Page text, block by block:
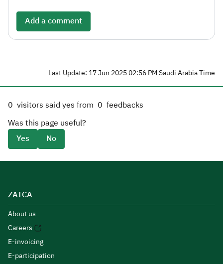
Add a comment
Last Update: 17 Jun 2025 02:56 PM Saudi Arabia Time
0 visitors said yes from 0 feedbacks
Was this page useful?
Yes
No
ZATCA
About us
Careers
E-invoicing
E-participation